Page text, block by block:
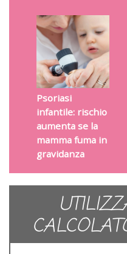
Psoriasi
infantile: rischio
aumenta se la
mamma fuma in
gravidanza